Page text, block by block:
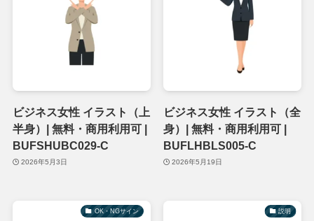
ビジネス女性 イラスト（上
半身）| 無料・商用利用可 |
BUFSHUBC029-C
2026年5月3日
ビジネス女性 イラスト（全
身）| 無料・商用利用可 |
BUFLHBLS005-C
2026年5月19日
OK・NGサイン 説明